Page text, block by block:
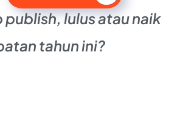
publish, lulus atau naik
tahun ini?